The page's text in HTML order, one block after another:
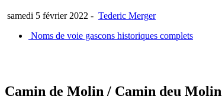
samedi 5 février 2022 - Tederic Merger
Noms de voie gascons historiques complets
Camin de Molin / Camin deu Molin